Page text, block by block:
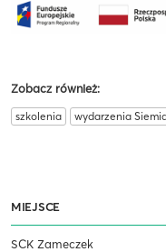
Zobacz również:
szkolenia wydarzenia
MIEJSCE
SCK Zameczek